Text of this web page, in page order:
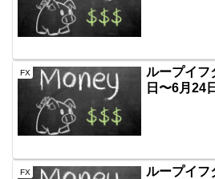
FX
ループイフ
日〜6月24日
FX
ループイフ